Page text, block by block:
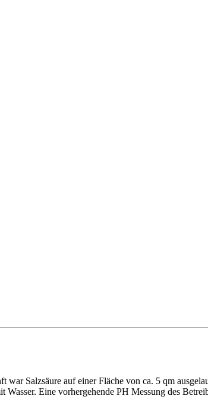
Salzsäure auf einer Fläche von ca. 5 qm
Eine vorhergehende PH Messung des